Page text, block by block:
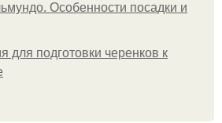
Особенности посадки и
для подготовки черенков к